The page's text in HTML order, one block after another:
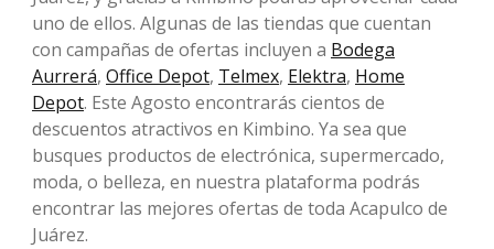
uno de ellos. Algunas de las tiendas que cuentan
con campañas de ofertas incluyen a Bodega
Aurrerá, Office Depot, Telmex, Elektra, Home
Depot. Este Agosto encontrarás cientos de
descuentos atractivos en Kimbino. Ya sea que
busques productos de electrónica, supermercado,
moda, o belleza, en nuestra plataforma podrás
encontrar las mejores ofertas de toda Acapulco de
Juárez.